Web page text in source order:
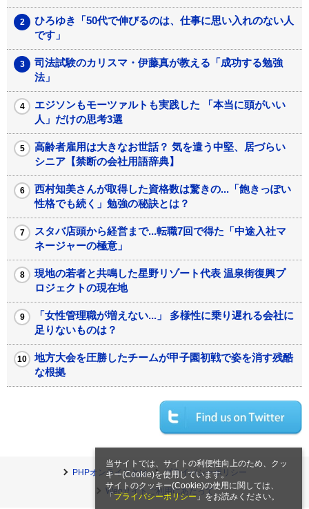
当サイトでは、サイトの利便性向上のため、クッ
キー(Cookie)を使用しています。
サイトのクッキー(Cookie)の使用に関しては、
「 プライバシーポリシー 」をお読みください。
ひろゆき「50代で伸びるのは、仕事に思い入れのない人
です」
司法試験のカリスマ・伊藤真が教える「成功する勉強
法」
エジソンもモーツァルトも実践した 「本当に頭がいい
人」だけの思考3選
高齢者雇用は大きなお世話？ 気を遣う中堅、居づらい
シニア【禁断の会社用語辞典】
西村知美さんが取得した資格数は驚きの...「飽きっぽい
性格でも続く」勉強の秘訣とは？
スタバ店頭から経営まで...転職7回で得た「中途入社マ
ネージャーの極意」
現地の若者と共鳴した星野リゾート代表 温泉街復興プ
ロジェクトの現在地
「女性管理職が増えない...」 多様性に乗り遅れる会社に
足りないものは？
地方大会を圧勝したチームが甲子園初戦で姿を消す残酷
な根拠
PHPオンラインとは
プライバシーポリシー
Webサイトご利用にあたって